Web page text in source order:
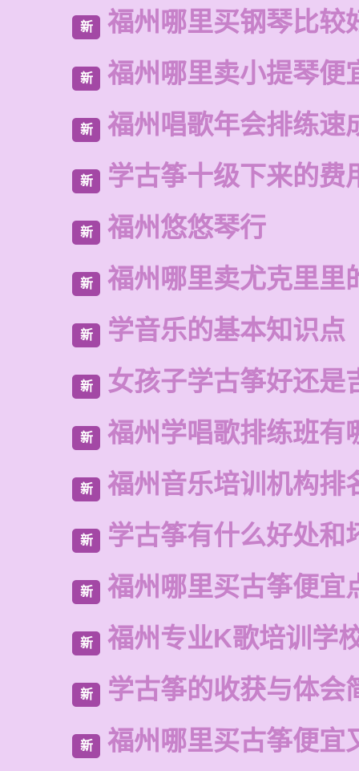
新 福州哪里买钢琴比较
新 福州哪里卖小提琴便
新 福州唱歌年会排练速
新 学古筝十级下来的费
新 福州悠悠琴行
新 福州哪里卖尤克里里
新 学音乐的基本知识点
新 女孩子学古筝好还是
新 福州学唱歌排练班有
新 福州音乐培训机构排
新 学古筝有什么好处和
新 福州哪里买古筝便宜
新 福州专业K歌培训学
新 学古筝的收获与体会
新 福州哪里买古筝便宜